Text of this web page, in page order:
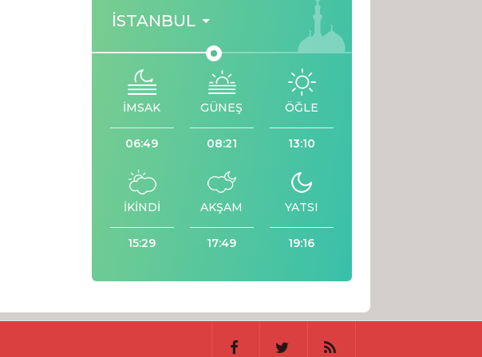
İSTANBUL
İMSAK
06:49
GÜNEŞ
08:21
ÖĞLE
13:10
İKİNDİ
15:29
AKŞAM
17:49
YATSI
19:16